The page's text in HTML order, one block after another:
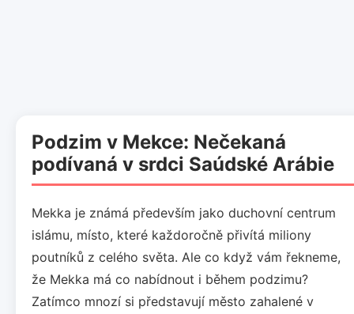
Podzim v Mekce: Nečekaná
podívaná v srdci Saúdské Arábie
Mekka je známá především jako duchovní centrum
islámu, místo, které každoročně přivítá miliony
poutníků z celého světa. Ale co když vám řekneme,
že Mekka má co nabídnout i během podzimu?
Zatímco mnozí si představují město zahalené v